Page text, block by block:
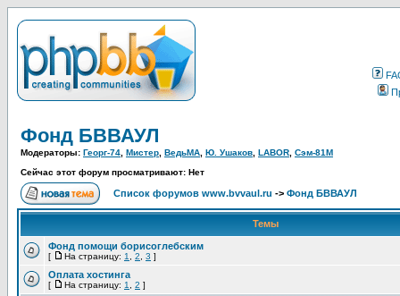
Фонд БВВАУЛ
Модераторы: Георг-74 Мистер ВедьМА Ю. Ушаков LABOR Сэм-81М
Сейчас этот форум просматривают: Нет
Список форумов www.bvvaul.ru -> Фонд БВВАУЛ
Темы
Фонд помощи борисоглебским
[ На страницу: 1 2 3 ]
Оплата хостинга
[ На страницу: 1 2 ]